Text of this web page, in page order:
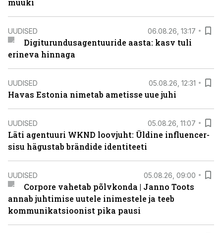
müüki
UUDISED 06.08.26, 13:17
Digiturundusagentuuride aasta: kasv tuli
erineva hinnaga
UUDISED 05.08.26, 12:31
Havas Estonia nimetab ametisse uue juhi
UUDISED 05.08.26, 11:07
Läti agentuuri WKND loovjuht: Üldine influencer-
sisu hägustab brändide identiteeti
UUDISED 05.08.26, 09:00
Corpore vahetab põlvkonda | Janno Toots
annab juhtimise uutele inimestele ja teeb
kommunikatsioonist pika pausi